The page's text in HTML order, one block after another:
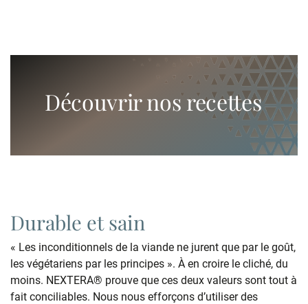
Découvrir nos recettes
Durable et sain
« Les inconditionnels de la viande ne jurent que par le goût,
les végétariens par les principes ». À en croire le cliché, du
moins. NEXTERA® prouve que ces deux valeurs sont tout à
fait conciliables. Nous nous efforçons d’utiliser des